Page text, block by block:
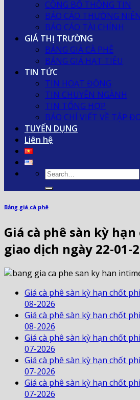
CÔNG BỐ THÔNG TIN
BÁO CÁO THƯỜNG NIÊN
BÁO CÁO TÀI CHÍNH
GIÁ THỊ TRƯỜNG
BẢNG GIÁ CÀ PHÊ
BẢNG GIÁ HẠT TIÊU
TIN TỨC
TIN HOẠT ĐỘNG
TIN CHUYÊN NGÀNH
TIN TỔNG HỢP
BÁO CHÍ VIẾT VỀ TẬP
TUYỂN DỤNG
Liên hệ
Bảng giá cà phê
Giá cà phê sàn kỳ
giao dịch ngày 22-01-
Giá cà phê sàn kỳ hạn chốt
08-2026
Giá cà phê sàn kỳ hạn chốt
08-2026
Giá cà phê sàn kỳ hạn chốt
07-2026
Giá cà phê sàn kỳ hạn chốt
07-2026
Giá cà phê sàn kỳ hạn chốt
07-2026